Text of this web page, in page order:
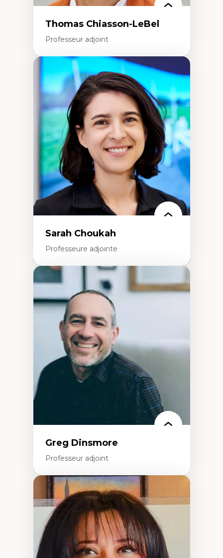
Thomas Chiasson-LeBel
Professeur adjoint
Expertises
Théories du développement
Économie politique comparée
Élites économiques
Sociologie économique
Extractivisme
Classes sociales
Mouvements sociaux
Théories de l’État
Sarah Choukah
Professeure adjointe
Expertises
Démocratisation des nouvelles
technologies et biotechnologies
Données ouvertes
Bioart, programmation et électronique
créatives
Histoire sociale et culturelle des
technologies numériques
Résistances et droits numériques
Internet des objets
Métavers
Problématiques relatives à l’intelligence
artificielle, l’apprentissage machine et les
Féminismes et nouvelles technologies
Greg Dinsmore
Professeur adjoint
Expertises
Fragmentation des auditoires médiatiques
Analyse multi-plateforme des auditoires
médiatiques
Analyse des comportements numériques à
travers les données massives et l’IA
Recherche quantitative et qualitative sur
les auditoires médiatiques